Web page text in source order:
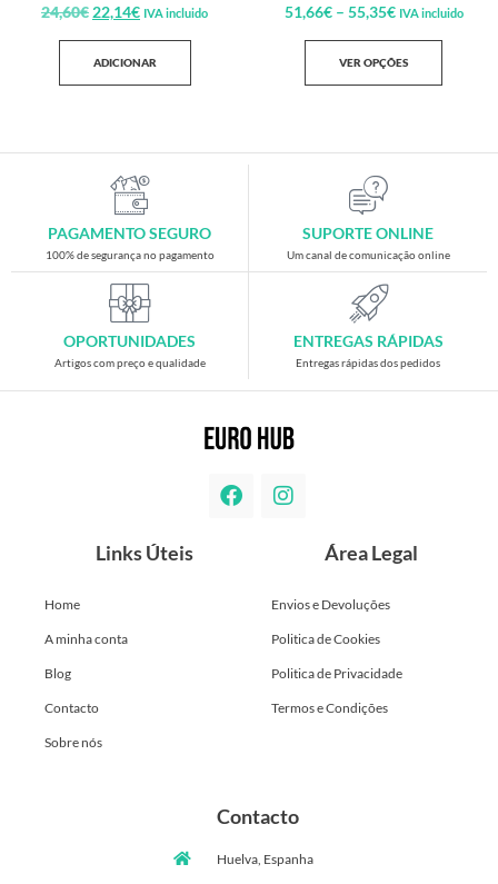
24,60€ 22,14€ IVA incluido
ADICIONAR
51,66€ – 55,35€ IVA incluido
VER OPÇÕES
PAGAMENTO SEGURO
100% de segurança no pagamento
SUPORTE ONLINE
Um canal de comunicação online
OPORTUNIDADES
Artigos com preço e qualidade
ENTREGAS RÁPIDAS
Entregas rápidas dos pedidos
Links Úteis
Home
A minha conta
Blog
Contacto
Sobre nós
Área Legal
Envios e Devoluções
Politica de Cookies
Politica de Privacidade
Termos e Condições
Contacto
Huelva, Espanha